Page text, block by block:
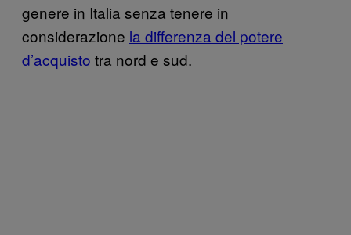
genere in Italia senza tenere in
considerazione la differenza del potere
d’acquisto tra nord e sud.